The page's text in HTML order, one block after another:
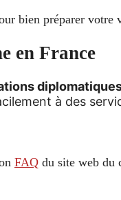
bien préparer votre
en France
à des
FAQ du site web du